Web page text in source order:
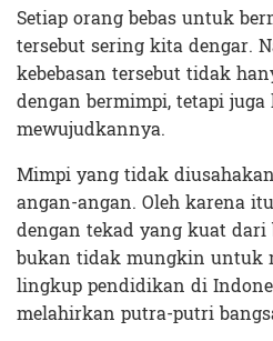
Setiap orang bebas untuk
tersebut sering kita dengar.
kebebasan tersebut tidak
dengan bermimpi, tetapi
mewujudkannya.
Mimpi yang tidak
angan-angan. Oleh karena
dengan tekad yang kuat dari
bukan tidak mungkin untuk
lingkup pendidikan di
melahirkan putra-putri